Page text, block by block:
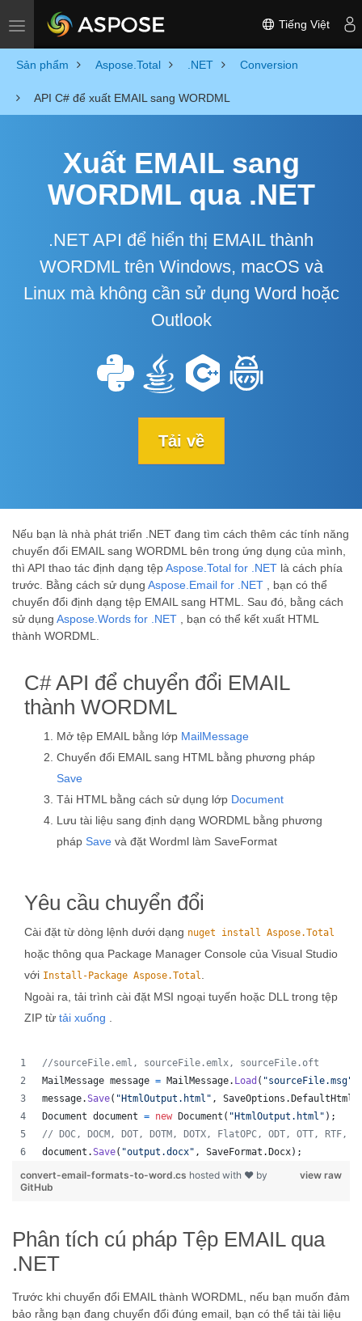
Toggle navigation Tiếng Việt
Sản phẩm Aspose.Total .NET Conversion
API C# để xuất EMAIL sang WORDML
Xuất EMAIL sang
WORDML qua .NET
.NET API để hiển thị EMAIL thành
WORDML trên Windows, macOS và
Linux mà không cần sử dụng Word hoặc
Outlook
Tải về
Nếu bạn là nhà phát triển .NET đang tìm cách thêm các tính năng
chuyển đổi EMAIL sang WORDML bên trong ứng dụng của mình,
thì API thao tác định dạng tệpAspose.Total for .NET là cách phía
trước. Bằng cách sử dụng Aspose.Email for .NET , bạn có thể
chuyển đổi định dạng tệp EMAIL sang HTML. Sau đó, bằng cách
sử dụng Aspose.Words for .NET , bạn có thể kết xuất HTML
thành WORDML.
C# API để chuyển đổi EMAIL
thành WORDML
Mở tệp EMAIL bằng lớp MailMessage
Chuyển đổi EMAIL sang HTML bằng phương pháp
Save
Tải HTML bằng cách sử dụng lớp Document
Lưu tài liệu sang định dạng WORDML bằng phương
pháp Save và đặt Wordml làm SaveFormat
Yêu cầu chuyển đổi
Cài đặt từ dòng lệnh dưới dạng nuget install Aspose.Total
hoặc thông qua Package Manager Console của Visual Studio
với Install-Package Aspose.Total
Ngoài ra, tải trình cài đặt MSI ngoại tuyến hoặc DLL trong tệp
ZIP từ tải xuống
//sourceFile.eml, sourceFile.emlx, sourceFile.oft
MailMessage message = MailMessage. Load ( "sourceFile.msg"
message.Save( "HtmlOutput.html" , SaveOptions . DefaultHtml
Document document = new Document ( "HtmlOutput.html" ) ;
// DOC, DOCM, DOT, DOTM, DOTX, FlatOPC, ODT, OTT, RTF,
document .Save( "output.docx" , SaveFormat . Docx) ;
view raw
convert-email-formats-to-word.cs hosted with ❤ by
GitHub
Phân tích cú pháp Tệp EMAIL qua
.NET
Trước khi chuyển đổi EMAIL thành WORDML, nếu bạn muốn đảm
bảo rằng bạn đang chuyển đổi đúng email, bạn có thể tải tài liệu